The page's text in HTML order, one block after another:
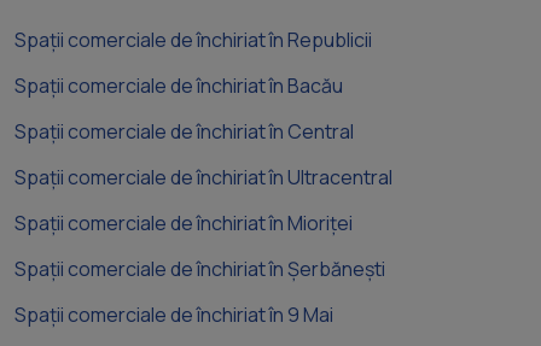
Spații comerciale de închiriat în Republicii
Spații comerciale de închiriat în Bacău
Spații comerciale de închiriat în Central
Spații comerciale de închiriat în Ultracentral
Spații comerciale de închiriat în Mioriței
Spații comerciale de închiriat în Șerbănești
Spații comerciale de închiriat în 9 Mai